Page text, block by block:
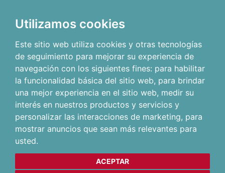
Utilizamos cookies
Este sitio web utiliza cookies y otras tecnologías
de seguimiento para mejorar su experiencia de
navegación con los siguientes fines: para habilitar
la funcionalidad básica del sitio web, para brindar
una mejor experiencia en el sitio web, medir su
interés en nuestros productos y servicios y
personalizar las interacciones de marketing, para
mostrar anuncios que sean más relevantes para
usted.
ACEPTAR